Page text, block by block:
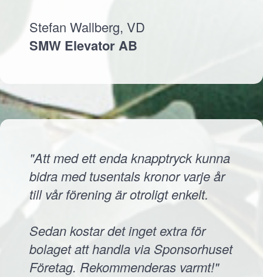
Stefan Wallberg, VD
SMW Elevator AB
"Att med ett enda knapptryck kunna
bidra med tusentals kronor varje år
till vår förening är otroligt enkelt.
Sedan kostar det inget extra för
bolaget att handla via Sponsorhuset
Företag. Rekommenderas varmt!"